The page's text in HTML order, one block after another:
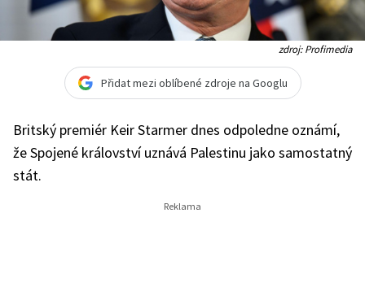
zdroj: Profimedia
Přidat mezi oblíbené zdroje na Googlu
Britský premiér Keir Starmer dnes odpoledne oznámí,
že Spojené království uznává Palestinu jako samostatný
stát.